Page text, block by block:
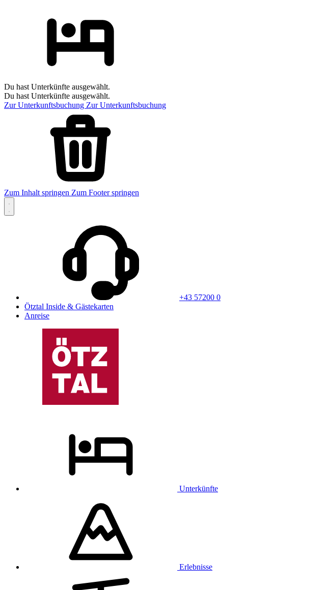
Du hast Unterkünfte ausgewählt.
Du hast Unterkünfte ausgewählt.
Zur Unterkunftsbuchung Zur Unterkunftsbuchung
Zum Inhalt springen Zum Footer springen
+43 57200 0
Ötztal Inside & Gästekarten
Anreise
Unterkünfte
Erlebnisse